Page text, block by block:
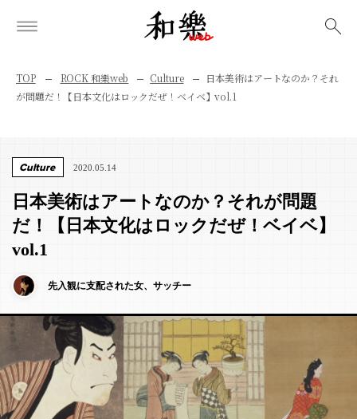
TOP ROCK 和樂web Culture
日本美術はアートなのか？それ
が問題だ！【日本文化はロックだぜ！ベイベ】vol.1
Culture 2020.05.14
日本美術はアートなのか？それが問題
だ！【日本文化はロックだぜ！ベイベ】
vol.1
先入観に支配された女、サッチー